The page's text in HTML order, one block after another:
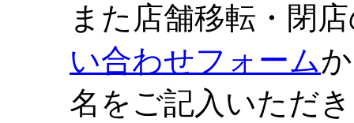
また店舗移転・閉
い合わせフォーム
名をご記入いただ